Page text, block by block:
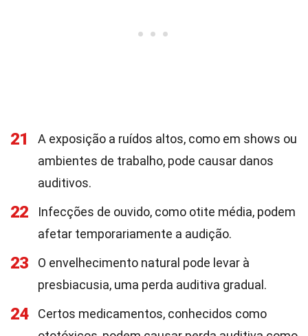
21
A exposição a ruídos altos, como em shows ou
ambientes de trabalho, pode causar danos
auditivos.
22
Infecções de ouvido, como otite média, podem
afetar temporariamente a audição.
23
O envelhecimento natural pode levar à
presbiacusia, uma perda auditiva gradual.
24
Certos medicamentos, conhecidos como